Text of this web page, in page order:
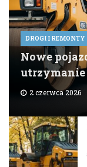
DROGI I REMONTY
Nowe
utrzymanie
2 czerwca 2026